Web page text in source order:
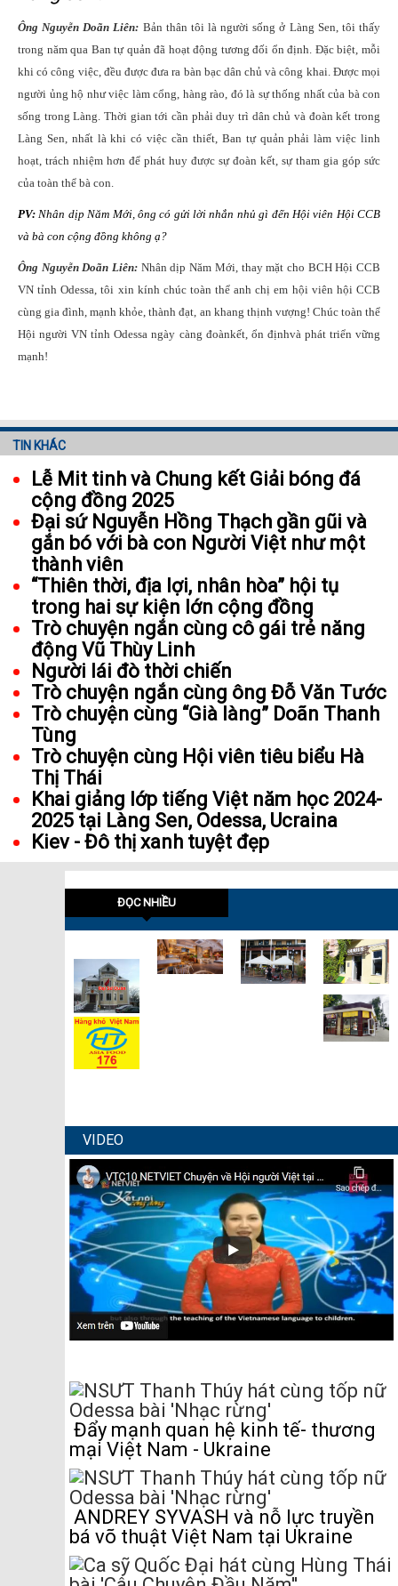
Ông Nguyễn Doãn Liên: Bản thân tôi là người sống ở Làng Sen, tôi thấy
trong năm qua Ban tự quản đã hoạt động tương đối ổn định. Đặc biệt, mỗi
khi có công việc, đều được đưa ra bàn bạc dân chủ và công khai. Được mọi
người ủng hộ như việc làm cổng, hàng rào, đó là sự thống nhất của bà con
sống trong Làng. Thời gian tới cần phải duy trì dân chủ và đoàn kết trong
Làng Sen, nhất là khi có việc cần thiết, Ban tự quản phải làm việc linh
hoạt, trách nhiệm hơn để phát huy được sự đoàn kết, sự tham gia góp sức
của toàn thể bà con.
PV:Nhân dịp Năm Mới, ông có gửi lời nhắn nhủ gì đến Hội viên Hội CCB
và bà con cộng đồng không ạ?
Ông Nguyễn Doãn Liên: Nhân dịp Năm Mới, thay mặt cho BCH Hội CCB
VN tỉnh Odessa, tôi xin kính chúc toàn thể anh chị em hội viên hội CCB
cùng gia đình, mạnh khỏe, thành đạt, an khang thịnh vượng! Chúc toàn thể
Hội người VN tỉnh Odessa ngày càng đoànkết, ổn địnhvà phát triển vững
mạnh!
TIN KHÁC
Lễ Mit tinh và Chung kết Giải bóng đá
cộng đồng 2025
Đại sứ Nguyễn Hồng Thạch gần gũi và
gắn bó với bà con Người Việt như một
thành viên
“Thiên thời, địa lợi, nhân hòa” hội tụ
trong hai sự kiện lớn cộng đồng
Trò chuyện ngắn cùng cô gái trẻ năng
động Vũ Thùy Linh
Người lái đò thời chiến
Trò chuyện ngắn cùng ông Đỗ Văn Tước
Trò chuyện cùng “Già làng” Doãn Thanh
Tùng
Trò chuyện cùng Hội viên tiêu biểu Hà
Thị Thái
Khai giảng lớp tiếng Việt năm học 2024-
2025 tại Làng Sen, Odessa, Ucraina
Kiev - Đô thị xanh tuyệt đẹp
ĐỌC NHIỀU
VIDEO
Đẩy mạnh quan hệ kinh tế- thương
mại Việt Nam - Ukraine
ANDREY SYVASH và nỗ lực truyền
bá võ thuật Việt Nam tại Ukraine